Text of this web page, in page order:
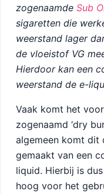
zogenaamde Sub
sigaretten die
weerstand lager
de vloeistof VG
Hierdoor kan een
weerstand de e-
Vaak komt het
zogenaamd ‘dry
algemeen komt
gemaakt van een
liquid. Hierbij is
hoog voor het